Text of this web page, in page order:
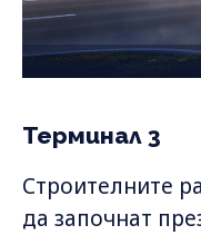
Терминал 3
Строителните
да започнат